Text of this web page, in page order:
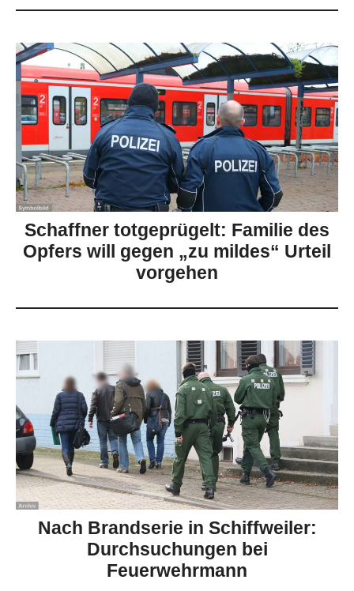
Schaffner totgeprügelt: Familie des
Opfers will gegen „zu mildes“ Urteil
vorgehen
Nach Brandserie in Schiffweiler:
Durchsuchungen bei
Feuerwehrmann